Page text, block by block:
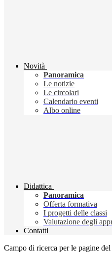
Novità
Panoramica
Le notizie
Le circolari
Calendario eventi
Albo online
Didattica
Panoramica
Offerta formativa
I progetti delle classi
Valutazione degli
Contatti
Campo di ricerca per le pagine